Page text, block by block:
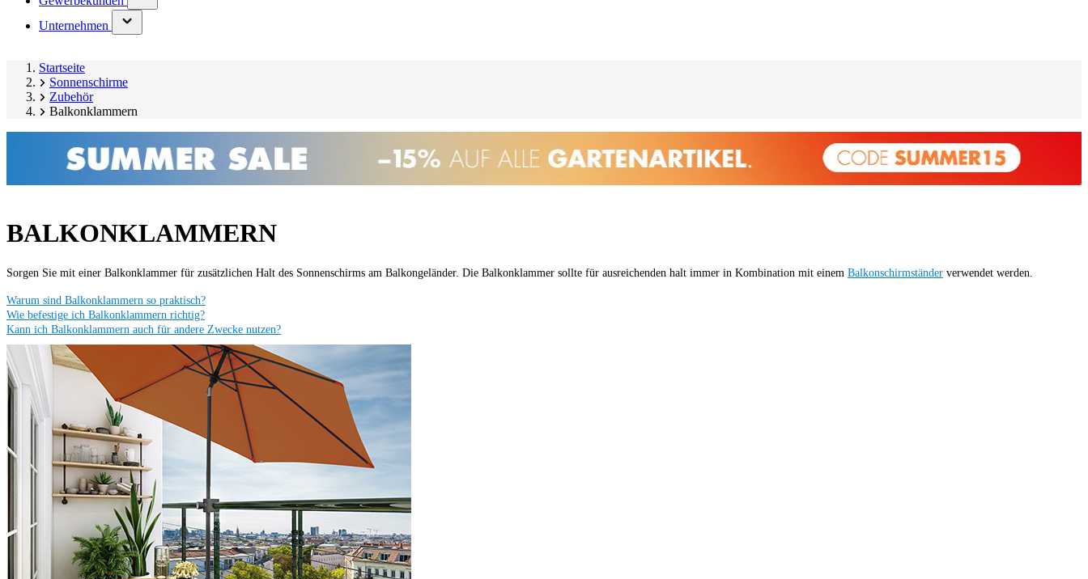
submenu)
Unternehmen
(has
submenu)
Startseite
Sonnenschirme
Zubehör
Balkonklammern
BALKONKLAMMERN
Sorgen Sie mit einer Balkonklammer für zusätzlichen Halt des Sonnenschirms am Balkongeländer. Die Balkonklammer sollte für ausreichenden halt immer in Kombination mit einem Balkonschirmständer verwendet werden.
Warum sind Balkonklammern so praktisch?
Wie befestige ich Balkonklammern richtig?
Kann ich Balkonklammern auch für andere Zwecke nutzen?